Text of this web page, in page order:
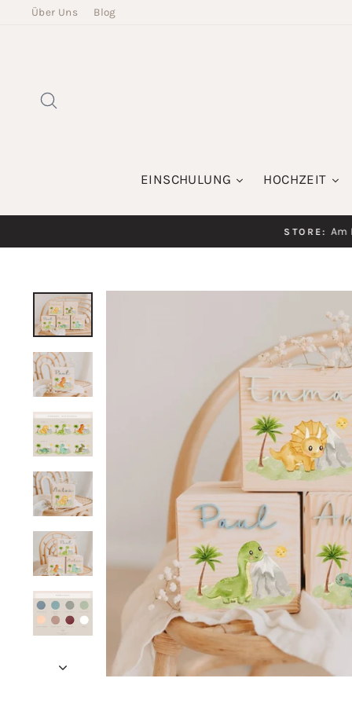
DirektÜber Uns Blog
EINSCHULUNG HOCHZEIT
STORE: Am